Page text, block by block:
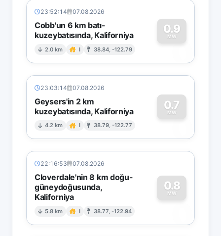
23:52:14 07.08.2026
Cobb'un 6 km batı-
kuzeybatısında, Kaliforniya
2.0 km I 38.84, -122.79
0.9
MW
0
23:03:14 07.08.2026
Geysers'in 2 km
kuzeybatısında, Kaliforniya
4.2 km I 38.79, -122.77
0.7
MW
0
22:16:53 07.08.2026
Cloverdale'nin 8 km doğu-
güneydoğusunda,
Kaliforniya
5.8 km I 38.77, -122.94
0.8
MW
0